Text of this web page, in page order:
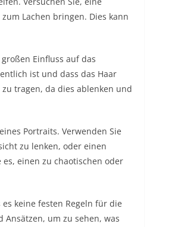
Lachen bringen. Dies kann
Einfluss auf das
ist und dass das Haar
tragen, da dies ablenken und
Portraits. Verwenden Sie
zu lenken, oder einen
einen zu chaotischen oder
keine festen Regeln für die
um zu sehen, was